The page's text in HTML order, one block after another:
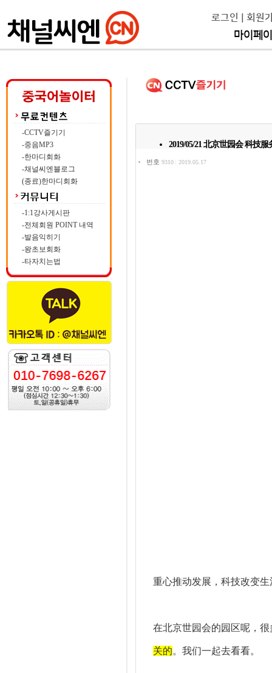
로그인 회원
마이페
-CCTV즐기기
-중음MP3
-한마디회화
-채널씨엔블로그
(종료)한마디회화
-1:1강사게시판
-전체회원 POINT 내역
-발음익히기
-왕초보회화
-타자치는법
2019/05/21 北京世园会 科技
번호 9310 2019.05.17
重心推动发展，科技改变生
在北京世园会的园区呢，
关的。我们一起去看看。